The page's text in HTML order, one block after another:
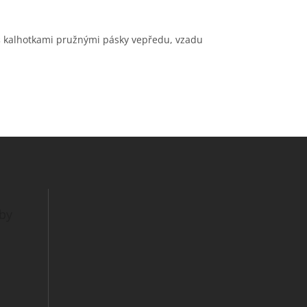
pružnými pásky vepředu, vzadu